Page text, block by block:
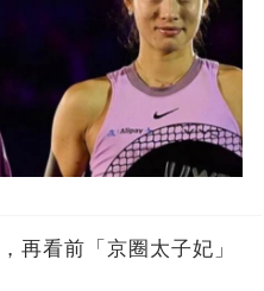
再看前「京圈太子妃」